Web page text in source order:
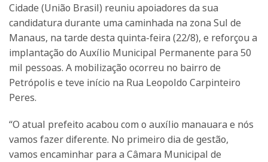
Cidade (União Brasil) reuniu apoiadores da sua
candidatura durante uma caminhada na zona Sul de
Manaus, na tarde desta quinta-feira (22/8), e reforçou a
implantação do Auxílio Municipal Permanente para 50
mil pessoas. A mobilização ocorreu no bairro de
Petrópolis e teve início na Rua Leopoldo Carpinteiro
Peres.
“O atual prefeito acabou com o auxílio manauara e nós
vamos fazer diferente. No primeiro dia de gestão,
vamos encaminhar para a Câmara Municipal de